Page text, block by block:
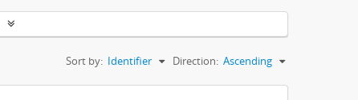
Sort by: Identifier Direction: Ascending